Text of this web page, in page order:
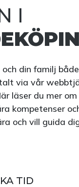
I
din familj
via vår
läser du mer
kompetenser
och vill guida
TID